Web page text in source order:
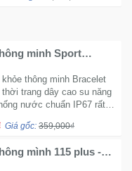
minh Sport
thao chống nước
thông minh Bracelet
trang dây cao su năng
nước chuẩn IP67 rất
Giá gốc: 359,000₫
mình 115 plus -
đếm bước chạy